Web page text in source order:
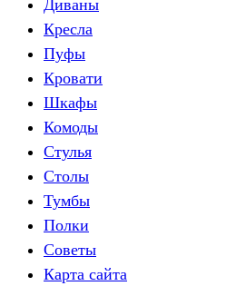
Диваны
Кресла
Пуфы
Кровати
Шкафы
Комоды
Стулья
Столы
Тумбы
Полки
Советы
Карта сайта